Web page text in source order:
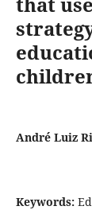
André Luiz
Keywords: